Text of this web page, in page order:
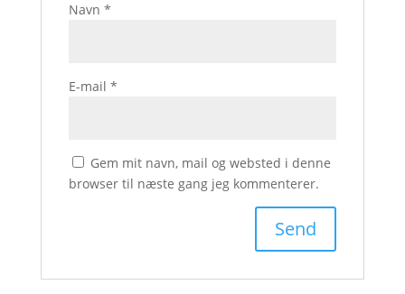
Navn *
E-mail *
Gem mit navn, mail og websted i denne
browser til næste gang jeg kommenterer.